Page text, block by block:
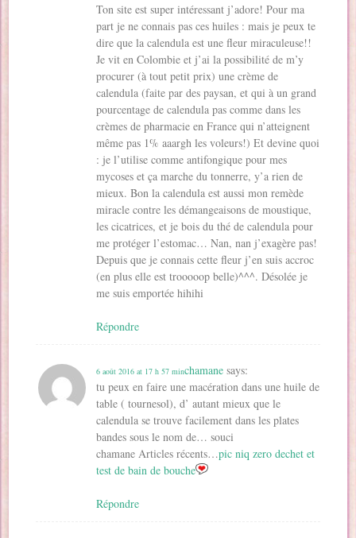
Ton site est super intéressant j’adore! Pour ma
part je ne connais pas ces huiles : mais je peux te
dire que la calendula est une fleur miraculeuse!!
Je vit en Colombie et j’ai la possibilité de m’y
procurer (à tout petit prix) une crème de
calendula (faite par des paysan, et qui à un grand
pourcentage de calendula pas comme dans les
crèmes de pharmacie en France qui n’atteignent
même pas 1% aaargh les voleurs!) Et devine quoi
: je l’utilise comme antifongique pour mes
mycoses et ça marche du tonnerre, y’a rien de
mieux. Bon la calendula est aussi mon remède
miracle contre les démangeaisons de moustique,
les cicatrices, et je bois du thé de calendula pour
me protéger l’estomac… Nan, nan j’exagère pas!
Depuis que je connais cette fleur j’en suis accroc
(en plus elle est trooooop belle)^^^. Désolée je
me suis emportée hihihi
Répondre
chamane says:
6 août 2016 at 17 h 57 min
tu peux en faire une macération dans une huile de
table ( tournesol), d’ autant mieux que le
calendula se trouve facilement dans les plates
bandes sous le nom de… souci
chamane Articles récents…pic niq zero dechet et
test de bain de bouche
Répondre